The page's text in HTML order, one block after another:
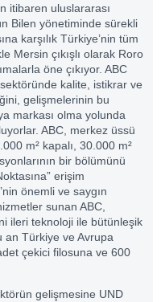
itibaren uluslararası
Bilen yönetiminde sürekli
karşılık Türkiye’nin tüm
Mersin çıkışlı olarak Roro
öne çıkıyor. ABC
kalite, istikrar ve
gelişmelerinin bu
markası olma yolunda
ABC, merkez üssü
m² kapalı, 30.000 m²
bir bölümünü
erişim
önemli ve saygın
sunan ABC,
ileri teknoloji ile bütünleşik
an Türkiye ve Avrupa
çekici filosuna ve 600
gelişmesine UND